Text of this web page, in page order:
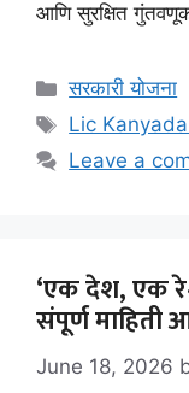
आणि सुरक्षित
Categories
सरकारी योजना
Tags
Lic
Leave a
‘एक देश, एक
संपूर्ण माहिती
June 18, 2026